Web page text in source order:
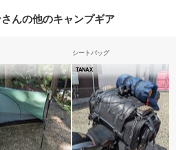
んの他のキャンプギア
シートバッグ
TANAX